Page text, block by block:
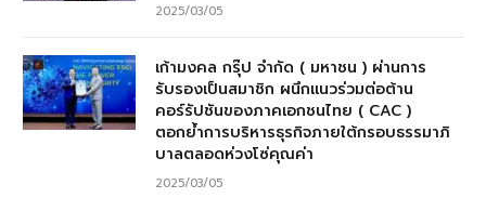
2025/03/05
เก้ามงคล กรุ๊ป จำกัด ( มหาชน ) ผ่านการ
รับรองเป็นสมาชิก ผนึกแนวร่วมต่อต้าน
คอร์รัปชันของภาคเอกชนไทย ( CAC )
ตอกย้ำการบริหารธุรกิจภายใต้กรอบธรรมาภิ
บาลตลอดห่วงโซ่คุณค่า
2025/03/05